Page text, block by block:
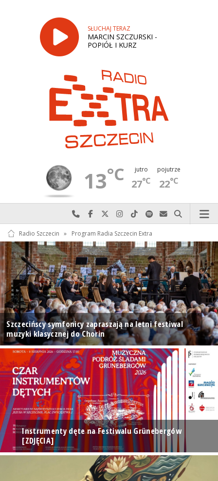
SŁUCHAJ TERAZ
MARCIN SZCZURSKI -
POPIÓŁ I KURZ
13°C jutro
27°C
pojutrze
22°C
Najlepiej po prostu do nas zadzwoń
Odwiedź nas na Facebook-u
Odwiedź nas na X
Odwiedź nas na Instagram-ie
Odwiedź nas na TikTok-u
Szukaj nas na Spotify
Wyślij do nas
Szukaj
Radio Szczecin » Program Radia Szczecin Extra
Szczecińscy symfonicy zapraszają na letni festiwal
muzyki klasycznej do Chorin
Instrumenty dęte na Festiwalu Grünebergów
[ZDJĘCIA]